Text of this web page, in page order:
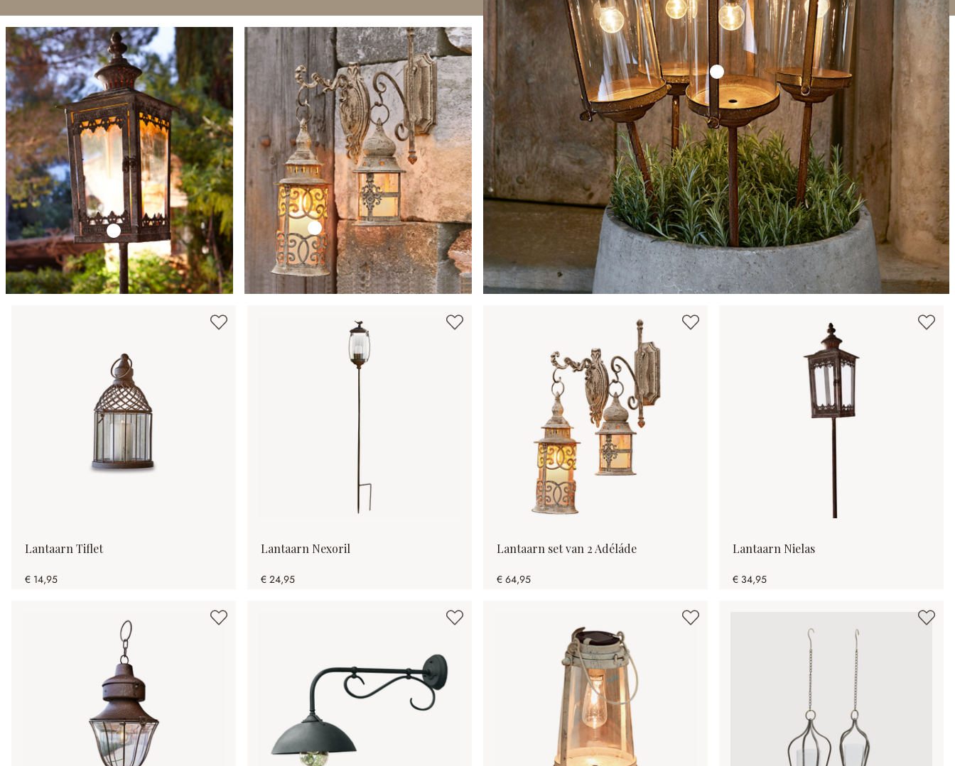
Lantaarn Tiflet
€ 14,95
Lantaarn Nexoril
€ 24,95
Lantaarn set van 2 Adéláde
€ 64,95
Lantaarn Nielas
€ 34,95